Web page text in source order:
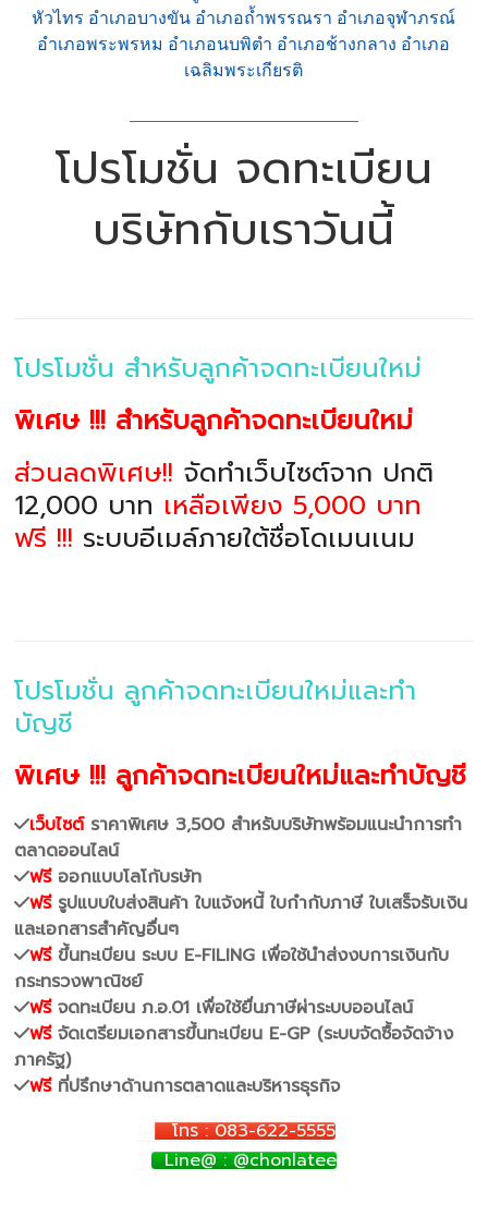
หัวไทร อำเภอบางขัน อำเภอถ้ำพรรณรา อำเภอจุฬาภรณ์
อำเภอพระพรหม อำเภอนบพิตำ อำเภอช้างกลาง อำเภอ
เฉลิมพระเกียรติ
โปรโมชั่น จดทะเบียน
บริษัทกับเราวันนี้
โปรโมชั่น สำหรับลูกค้าจดทะเบียนใหม่
พิเศษ !!! สำหรับลูกค้าจดทะเบียนใหม่
ส่วนลดพิเศษ!! จัดทำเว็บไซต์จาก ปกติ
12,000 บาท เหลือเพียง 5,000 บาท
ฟรี !!! ระบบอีเมล์ภายใต้ชื่อโดเมนเนม
โปรโมชั่น ลูกค้าจดทะเบียนใหม่และทำ
บัญชี
พิเศษ !!! ลูกค้าจดทะเบียนใหม่และทำบัญชี
เว็บไซต์ราคาพิเศษ 3,500 สำหรับบริษัทพร้อมแนะนำการทำ
ตลาดออนไลน์
ฟรีออกแบบโลโก้บรษัท
ฟรีรูปแบบใบส่งสินค้า ใบแจ้งหนี้ ใบกำกับภาษี ใบเสร็จรับเงิน
และเอกสารสำคัญอื่นๆ
ฟรีขึ้นทะเบียน ระบบ E-FILING เพื่อใช้นำส่งงบการเงินกับ
กระทรวงพาณิชย์
ฟรีจดทะเบียน ภ.อ.01 เพื่อใช้ยื่นภาษีผ่าระบบออนไลน์
ฟรีจัดเตรียมเอกสารขึ้นทะเบียน E-GP (ระบบจัดซื้อจัดจ้าง
ภาครัฐ)
ฟรีที่ปรึกษาด้านการตลาดและบริหารธุรกิจ
โทร : 083-622-5555
Line@ : @chonlatee